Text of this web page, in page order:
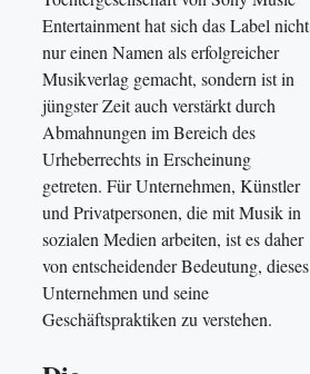
Entertainment hat sich das Label nicht
nur einen Namen als erfolgreicher
Musikverlag gemacht, sondern ist in
jüngster Zeit auch verstärkt durch
Abmahnungen im Bereich des
Urheberrechts in Erscheinung
getreten. Für Unternehmen, Künstler
und Privatpersonen, die mit Musik in
sozialen Medien arbeiten, ist es daher
von entscheidender Bedeutung, dieses
Unternehmen und seine
Geschäftspraktiken zu verstehen.